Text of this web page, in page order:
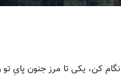
نگام کن، یکی تا مرز جنون پایِ تو